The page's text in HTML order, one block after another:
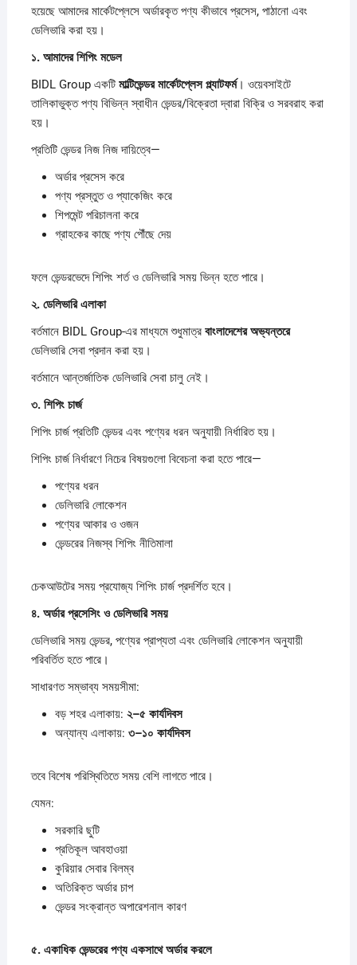
হয়েছে আমাদের মার্কেটপ্লেসে অর্ডারকৃত পণ্য কীভাবে প্রসেস, পাঠানো এবং
ডেলিভারি করা হয়।
১. আমাদেরশিপিং মডেল
BIDL Group একটি মাল্টিভেন্ডরমার্কেটপ্লেসপ্ল্যাটফর্ম। ওয়েবসাইটে
তালিকাভুক্ত পণ্য বিভিন্ন স্বাধীন ভেন্ডর/বিক্রেতা দ্বারা বিক্রি ও সরবরাহ করা
হয়।
প্রতিটি ভেন্ডর নিজ নিজ দায়িত্বে—
অর্ডার প্রসেস করে
পণ্য প্রস্তুত ও প্যাকেজিং করে
শিপমেন্ট পরিচালনা করে
গ্রাহকের কাছে পণ্য পৌঁছে দেয়
ফলে ভেন্ডরভেদে শিপিং শর্ত ও ডেলিভারি সময় ভিন্ন হতে পারে।
২. ডেলিভারিএলাকা
বর্তমানে BIDL Group-এর মাধ্যমে শুধুমাত্র বাংলাদেশেরঅভ্যন্তরে
ডেলিভারি সেবা প্রদান করা হয়।
বর্তমানে আন্তর্জাতিক ডেলিভারি সেবা চালু নেই।
৩. শিপিং চার্জ
শিপিং চার্জ প্রতিটি ভেন্ডর এবং পণ্যের ধরন অনুযায়ী নির্ধারিত হয়।
শিপিং চার্জ নির্ধারণে নিচের বিষয়গুলো বিবেচনা করা হতে পারে—
পণ্যের ধরন
ডেলিভারি লোকেশন
পণ্যের আকার ও ওজন
ভেন্ডরের নিজস্ব শিপিং নীতিমালা
চেকআউটের সময় প্রযোজ্য শিপিং চার্জ প্রদর্শিত হবে।
৪. অর্ডারপ্রসেসিং ওডেলিভারিসময়
ডেলিভারি সময় ভেন্ডর, পণ্যের প্রাপ্যতা এবং ডেলিভারি লোকেশন অনুযায়ী
পরিবর্তিত হতে পারে।
সাধারণত সম্ভাব্য সময়সীমা:
বড় শহর এলাকায়: ২–৫ কার্যদিবস
অন্যান্য এলাকায়: ৩–১০ কার্যদিবস
তবে বিশেষ পরিস্থিতিতে সময় বেশি লাগতে পারে।
যেমন:
সরকারি ছুটি
প্রতিকূল আবহাওয়া
কুরিয়ার সেবার বিলম্ব
অতিরিক্ত অর্ডার চাপ
ভেন্ডর সংক্রান্ত অপারেশনাল কারণ
৫. একাধিকভেন্ডরেরপণ্যএকসাথেঅর্ডারকরলে